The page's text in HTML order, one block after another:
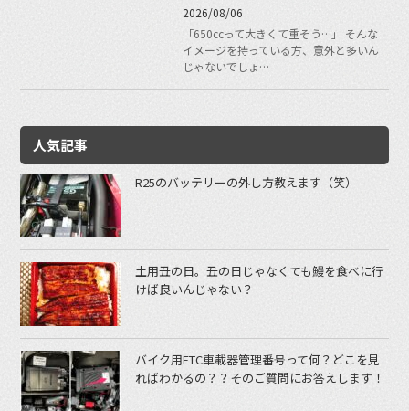
2026/08/06
「650ccって大きくて重そう…」 そんな
イメージを持っている方、意外と多いん
じゃないでしょ…
人気記事
R25のバッテリーの外し方教えます（笑）
土用丑の日。丑の日じゃなくても鰻を食べに行
けば良いんじゃない？
バイク用ETC車載器管理番号って何？どこを見
ればわかるの？？そのご質問にお答えします！